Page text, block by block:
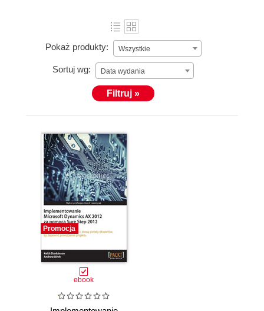
Pokaż produkty: Wszystkie
Sortuj wg: Data wydania
Filtruj »
Promocja
ebook